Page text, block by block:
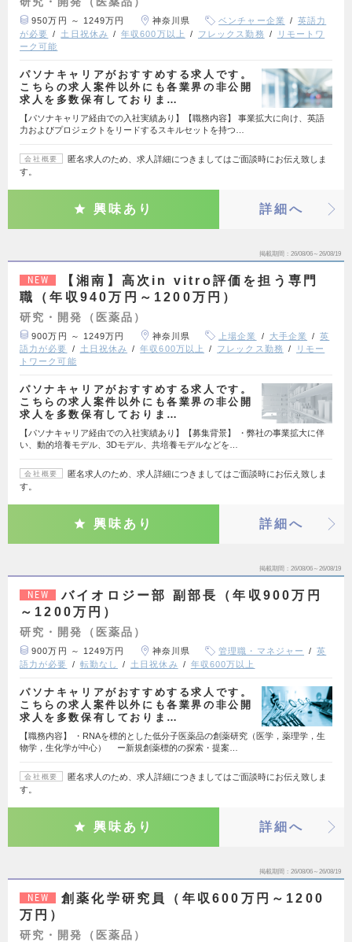
950万円 ～ 1249万円 神奈川県 ベンチャー企業
英語力
が必要
土日祝休み 年収600万以上 フレックス勤務
リモートワ
ーク可能
パソナキャリアがおすすめする求人です。
こちらの求人案件以外にも各業界の非公開
求人を多数保有しておりま…
【パソナキャリア経由での入社実績あり】【職務内容】 事業拡大に向け、英語
力およびプロジェクトをリードするスキルセットを持つ…
会社概要
匿名求人のため、求人詳細につきましてはご面談時にお伝え致しま
す。
興味あり 詳細へ
掲載期間 26/08/06～26/08/19
NEW
【湘南】高次in vitro評価を担う専門
職（年収940万円～1200万円）
研究・開発（医薬品）
900万円 ～ 1249万円 神奈川県 上場企業 大手企業
英
語力が必要
土日祝休み 年収600万以上 フレックス勤務
リモー
トワーク可能
パソナキャリアがおすすめする求人です。
こちらの求人案件以外にも各業界の非公開
求人を多数保有しておりま…
【パソナキャリア経由での入社実績あり】【募集背景】 ・弊社の事業拡大に伴
い、動的培養モデル、3Dモデル、共培養モデルなどを…
会社概要
匿名求人のため、求人詳細につきましてはご面談時にお伝え致しま
す。
興味あり 詳細へ
掲載期間 26/08/06～26/08/19
NEW
バイオロジー部 副部長（年収900万円
～1200万円）
研究・開発（医薬品）
900万円 ～ 1249万円 神奈川県 管理職・マネジャー
英
語力が必要
転勤なし 土日祝休み 年収600万以上
パソナキャリアがおすすめする求人です。
こちらの求人案件以外にも各業界の非公開
求人を多数保有しておりま…
【職務内容】 ・RNAを標的とした低分子医薬品の創薬研究（医学，薬理学，生
物学，生化学が中心） ー新規創薬標的の探索・提案…
会社概要
匿名求人のため、求人詳細につきましてはご面談時にお伝え致しま
す。
興味あり 詳細へ
掲載期間 26/08/06～26/08/19
NEW
創薬化学研究員（年収600万円～1200
万円）
研究・開発（医薬品）